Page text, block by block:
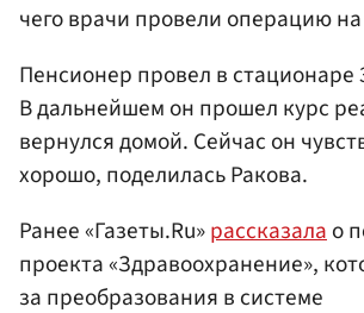
чего врачи провели операцию
Пенсионер провел в стационаре
В дальнейшем он прошел курс
вернулся домой. Сейчас он
хорошо, поделилась Ракова.
Ранее «Газеты.Ru»рассказалао
проекта «Здравоохранение»,
за преобразования в системе